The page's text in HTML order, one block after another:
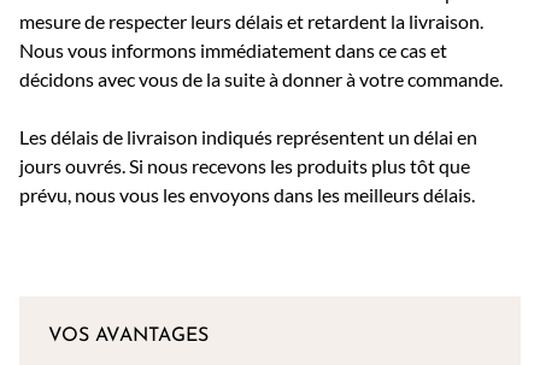
mesure de respecter leurs délais et retardent la livraison.
Nous vous informons immédiatement dans ce cas et
décidons avec vous de la suite à donner à votre commande.
Les délais de livraison indiqués représentent un délai en
jours ouvrés. Si nous recevons les produits plus tôt que
prévu, nous vous les envoyons dans les meilleurs délais.
VOS AVANTAGES